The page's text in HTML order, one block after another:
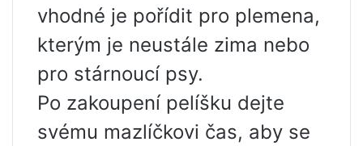
vhodné je pořídit pro plemena,
kterým je neustále zima nebo
pro stárnoucí psy.
Po zakoupení pelíšku dejte
svému mazlíčkovi čas, aby se